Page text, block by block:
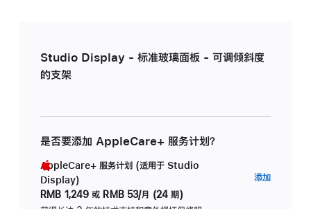
Studio Display - 标准玻璃面板 - 可调倾斜度
的支架
是否要添加 AppleCare+ 服务计划？
AppleCare+ 服务计划 (适用于 Studio
Display)
RMB 1,249 或 RMB 53/月 (24 期)
添加